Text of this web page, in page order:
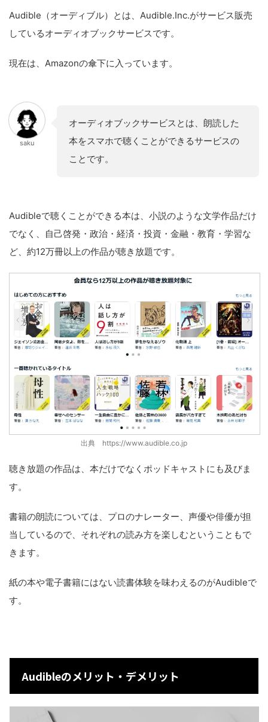
Audible（オーディブル）とは、Audible.Inc.がサービス販売
しているオーディオブックサービスです。
現在は、Amazonの傘下に入っています。
saku
オーディオブックサービスとは、朗読した
本をスマホで聴くことができるサービスの
ことです。
Audibleで聴くことができる本は、小説のような文学作品だけ
でなく、自己啓発・政治・経済・投資・金融・教育・学習な
ど、約12万冊以上の作品が聴き放題です。
出典 https://www.audible.co.jp
聴き放題の作品は、本だけでなくポッドキャストにも及びま
す。
書籍の朗読については、プロのナレーター、声優や俳優が担
当しているので、それぞれの読み方を楽しむということもで
きます。
紙の本や電子書籍にはない読書体験を味わえるのがAudibleで
す。
Audibleのメリット・デメリット